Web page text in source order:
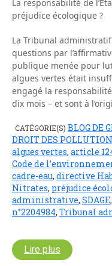
La responsabilité de
préjudice écologique ?
La Tribunal
questions par
publique menée pour
algues vertes était
engagé la
dix mois – et sont à
CATÉGORIE(S) BLOG DE
DROIT DES
algues vertes, article
Code de
cadre-eau, directive
Nitrates, préjudice
administrative, SDAGE,
n°2204984, Tribunal
Lire plus